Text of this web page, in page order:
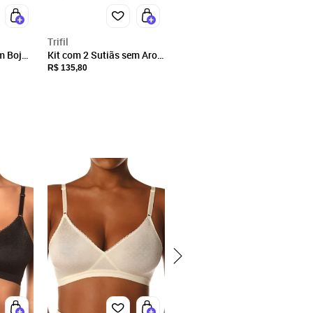
Bojo
Trifil
Kit com 2 Sutiãs sem Aro
com Bojo Trifil 4936 Taça
R$ 135,80